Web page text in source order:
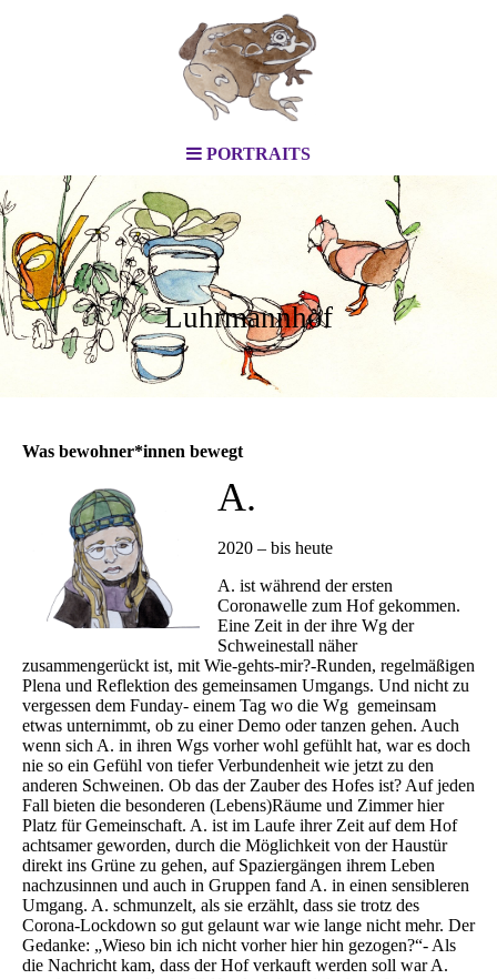
PORTRAITS
Luhrmannhof
Was bewohner*innen bewegt
A.
2020 – bis heute
A. ist während der ersten
Coronawelle zum Hof gekommen.
Eine Zeit in der ihre Wg der
Schweinestall näher
zusammengerückt ist, mit Wie-gehts-mir?-Runden, regelmäßigen
Plena und Reflektion des gemeinsamen Umgangs. Und nicht zu
vergessen dem Funday- einem Tag wo die Wg gemeinsam
etwas unternimmt, ob zu einer Demo oder tanzen gehen. Auch
wenn sich A. in ihren Wgs vorher wohl gefühlt hat, war es doch
nie so ein Gefühl von tiefer Verbundenheit wie jetzt zu den
anderen Schweinen. Ob das der Zauber des Hofes ist? Auf jeden
Fall bieten die besonderen (Lebens)Räume und Zimmer hier
Platz für Gemeinschaft. A. ist im Laufe ihrer Zeit auf dem Hof
achtsamer geworden, durch die Möglichkeit von der Haustür
direkt ins Grüne zu gehen, auf Spaziergängen ihrem Leben
nachzusinnen und auch in Gruppen fand A. in einen sensibleren
Umgang. A. schmunzelt, als sie erzählt, dass sie trotz des
Corona-Lockdown so gut gelaunt war wie lange nicht mehr. Der
Gedanke: „Wieso bin ich nicht vorher hier hin gezogen?“- Als
die Nachricht kam, dass der Hof verkauft werden soll war A.